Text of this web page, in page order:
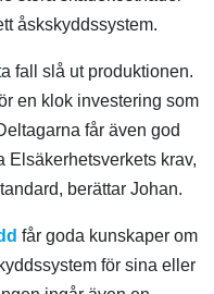
åskskyddssystem.
fall slå ut produktionen.
en klok investering som
får även god
Elsäkerhetsverkets krav,
berättar Johan.
får goda kunskaper om
för sina eller